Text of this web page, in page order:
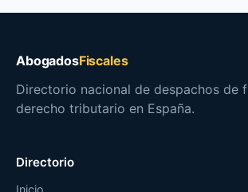
AbogadosFiscales
Directorio nacional de despachos de
derecho tributario en España.
Directorio